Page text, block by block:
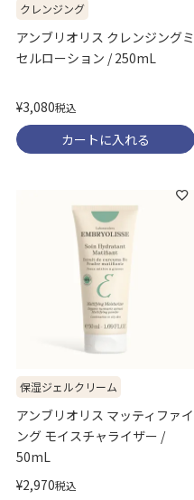
クレンジング
アンブリオリス クレンジングミ
セルローション / 250mL
¥3,080税込
カートに入れる
保湿ジェルクリーム
アンブリオリス マッティファイ
ング モイスチャライザー /
50mL
¥2,970税込